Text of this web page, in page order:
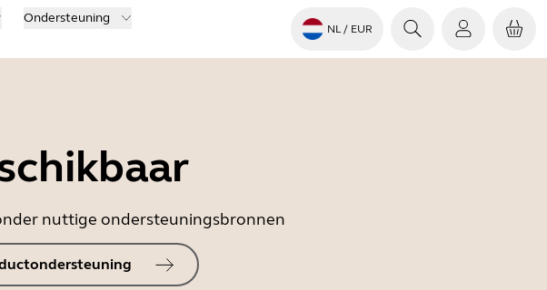
Ondersteuning
NL / EUR
nuttige ondersteuningsbronnen